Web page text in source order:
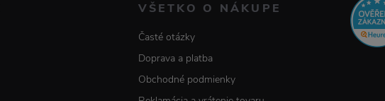
VŠETKO O NÁKUPE
Časté otázky
Doprava a platba
Obchodné podmienky